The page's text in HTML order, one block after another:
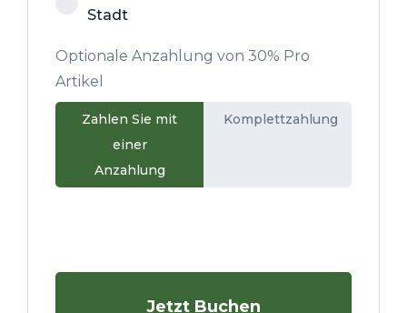
Stadt
Optionale Anzahlung von 30% Pro
Artikel
Zahlen Sie mit
einer
Anzahlung
Komplettzahlung
Jetzt Buchen